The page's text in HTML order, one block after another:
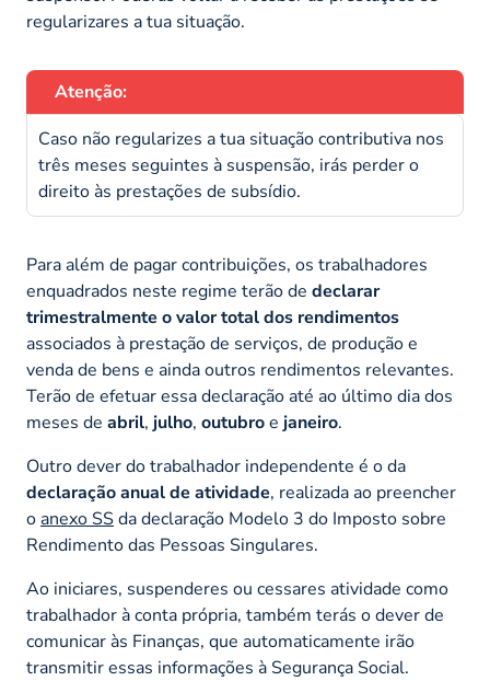
regularizares a tua situação.
Atenção:
Caso não regularizes a tua situação contributiva nos
três meses seguintes à suspensão, irás perder o
direito às prestações de subsídio.
Para além de pagar contribuições, os trabalhadores
enquadrados neste regime terão de declarar
trimestralmente o valor total dos rendimentos
associados à prestação de serviços, de produção e
venda de bens e ainda outros rendimentos relevantes.
Terão de efetuar essa declaração até ao último dia dos
meses de abril, julho, outubroe janeiro.
Outro dever do trabalhador independente é o da
declaração anual de atividade, realizada ao preencher
o anexo SSda declaração Modelo 3 do Imposto sobre
Rendimento das Pessoas Singulares.
Ao iniciares, suspenderes ou cessares atividade como
trabalhador à conta própria, também terás o dever de
comunicar às Finanças, que automaticamente irão
transmitir essas informações à Segurança Social.